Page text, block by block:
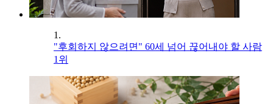
1.
"후회하지 않으려면" 60세 넘어 끊어내야 할 사람
1위